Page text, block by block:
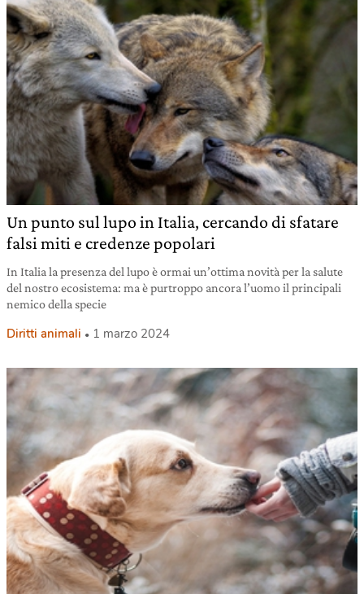
Un punto sul lupo in Italia, cercando di sfatare
falsi miti e credenze popolari
In Italia la presenza del lupo è ormai un’ottima novità per la salute
del nostro ecosistema: ma è purtroppo ancora l’uomo il principali
nemico della specie
Diritti animali 1 marzo 2024